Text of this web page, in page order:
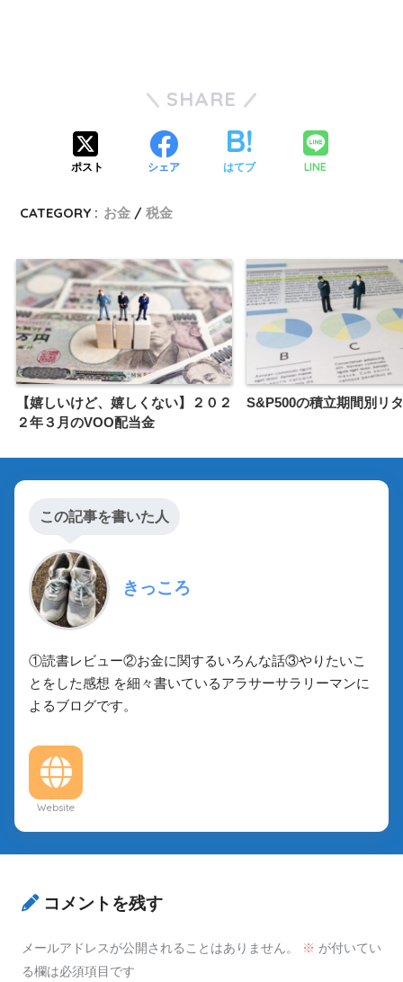
SHARE
ポスト シェア はてブ LINE
CATEGORY : お金 税金
【嬉しいけど、嬉しくない】２０２
２年３月のVOO配当金
S&P500の積立期間別リ
この記事を書いた人
きっころ
①読書レビュー②お金に関するいろんな話③やりたいこ
とをした感想 を細々書いているアラサーサラリーマンに
よるブログです。
Website
コメントを残す
メールアドレスが公開されることはありません。 ※ が付いてい
る欄は必須項目です